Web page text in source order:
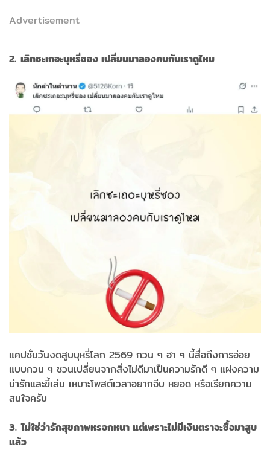
Advertisement
2. เลิกซะเถอะบุหรี่ซอง เปลี่ยนมาลองคบกับเราดูไหม
แคปชั่นวันงดสูบบุหรี่โลก 2569 กวน ๆ ฮา ๆ นี้สื่อถึงการอ่อย
แบบกวน ๆ ชวนเปลี่ยนจากสิ่งไม่ดีมาเป็นความรักดี ๆ แฝงความ
น่ารักและขี้เล่น เหมาะโพสต์เวลาอยากจีบ หยอด หรือเรียกความ
สนใจครับ
3. ไม่ใช่ว่ารักสุขภาพหรอกหนา แต่เพราะไม่มีเงินตราจะซื้อมาสูบ
แล้ว